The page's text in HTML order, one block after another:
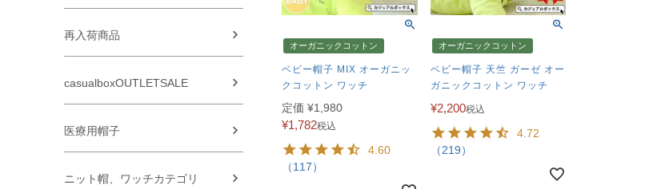
再入荷商品
casualboxOUTLETSALE
医療用帽子
ニット帽、ワッチカテゴリ
オーガニックコットン
ベビー帽子 MIX オーガニッ
クコットン ワッチ
定価 ¥1,980
¥1,782税込
4.60
（117）
オーガニックコットン
ベビー帽子 天竺 ガーゼ オー
ガニックコットン ワッチ
¥2,200税込
4.72
（219）